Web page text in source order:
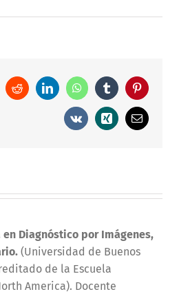
RedditLinkedInWhatsAppTumblrPinterest
Vk Xing
Correo
electrónico
Diagnóstico por Imágenes,
(Universidad de Buenos
de la Escuela
America). Docente